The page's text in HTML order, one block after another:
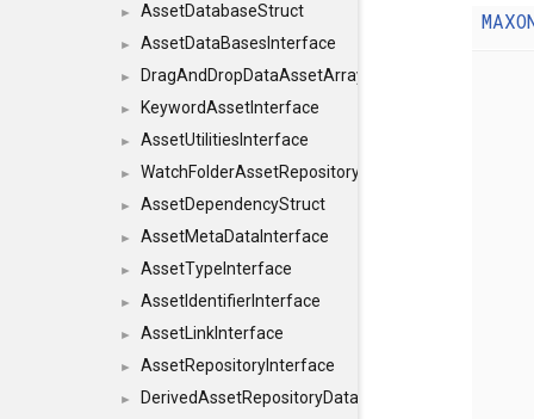
► AssetDatabaseStruct
► AssetDataBasesInterface
► DragAndDropDataAssetArray
► KeywordAssetInterface
► AssetUtilitiesInterface
► WatchFolderAssetRepositoryInterface
► AssetDependencyStruct
► AssetMetaDataInterface
► AssetTypeInterface
► AssetIdentifierInterface
► AssetLinkInterface
► AssetRepositoryInterface
► DerivedAssetRepositoryDataInterface